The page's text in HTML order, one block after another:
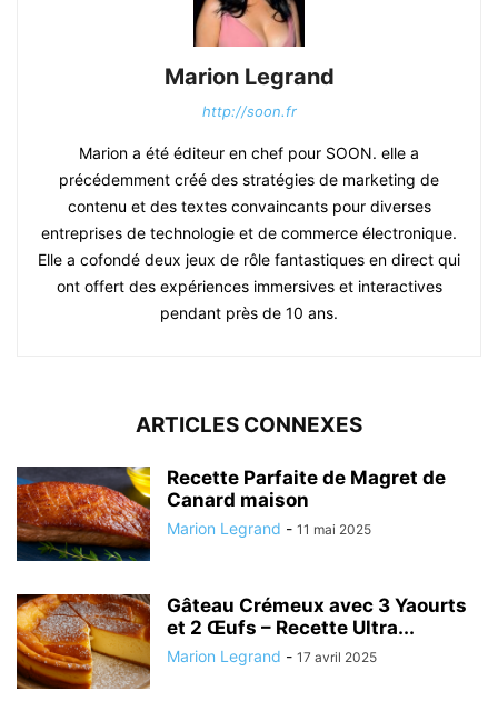
Marion Legrand
http://soon.fr
Marion a été éditeur en chef pour SOON. elle a
précédemment créé des stratégies de marketing de
contenu et des textes convaincants pour diverses
entreprises de technologie et de commerce électronique.
Elle a cofondé deux jeux de rôle fantastiques en direct qui
ont offert des expériences immersives et interactives
pendant près de 10 ans.
ARTICLES CONNEXES
Recette Parfaite de Magret de
Canard maison
Marion Legrand - 11 mai 2025
Gâteau Crémeux avec 3 Yaourts
et 2 Œufs – Recette Ultra...
Marion Legrand - 17 avril 2025